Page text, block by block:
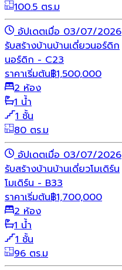
100.5 ตร.ม
อัปเดตเมื่อ 03/07/2026
รับสร้างบ้านบ้านเดี่ยวนอร์ดิก
นอร์ดิก - C23
ราคาเริ่มต้น฿1,500,000
2 ห้อง
1 น้ำ
1 ชั้น
80 ตร.ม
อัปเดตเมื่อ 03/07/2026
รับสร้างบ้านบ้านเดี่ยวโมเดิร์น
โมเดิร์น - B33
ราคาเริ่มต้น฿1,700,000
2 ห้อง
1 น้ำ
1 ชั้น
96 ตร.ม